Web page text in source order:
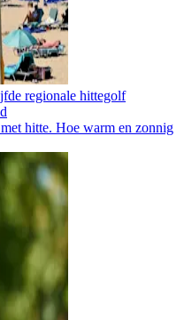
regionale hittegolf
hitte. Hoe warm en zonnig